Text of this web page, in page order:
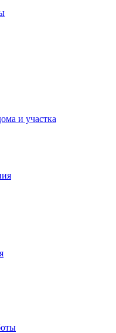
и участка